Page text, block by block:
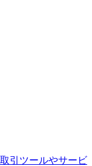
引ツールやサービ